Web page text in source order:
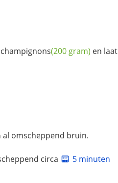
champignons(200 gram) en laat
al omscheppend bruin.
circa
5 minuten